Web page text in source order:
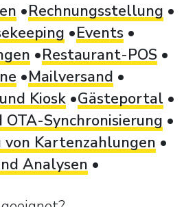
Rechnungsstellung
Events
Restaurant-POS
Mailversand
Kiosk Gästeportal
OTA-Synchronisierung
Kartenzahlungen
Analysen